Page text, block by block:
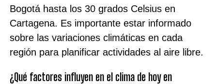
Bogotá hasta los 30 grados Celsius en
Cartagena. Es importante estar informado
sobre las variaciones climáticas en cada
región para planificar actividades al aire libre.
¿Qué factores influyen en el clima de hoy en